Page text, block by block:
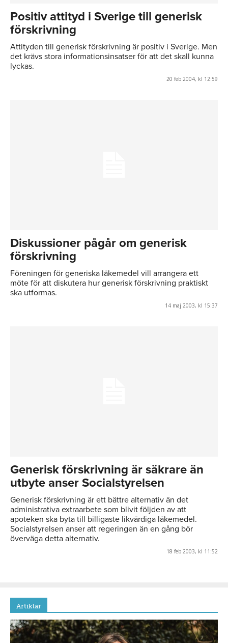
Positiv attityd i Sverige till generisk
förskrivning
Attityden till generisk förskrivning är positiv i Sverige. Men
det krävs stora informationsinsatser för att det skall kunna
lyckas.
20 feb 2004, kl 12:59
Diskussioner pågår om generisk
förskrivning
Föreningen för generiska läkemedel vill arrangera ett
möte för att diskutera hur generisk förskrivning praktiskt
ska utformas.
14 maj 2003, kl 15:37
Generisk förskrivning är säkrare än
utbyte anser Socialstyrelsen
Generisk förskrivning är ett bättre alternativ än det
administrativa extraarbete som blivit följden av att
apoteken ska byta till billigaste likvärdiga läkemedel.
Socialstyrelsen anser att regeringen än en gång bör
överväga detta alternativ.
18 feb 2003, kl 11:52
Artiklar